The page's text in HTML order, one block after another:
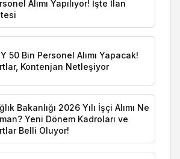
Alımı Yapılıyor! İşte İlan
50 Bin Personel Alımı Yapacak!
Kontenjan Netleşiyor
Bakanlığı 2026 Yılı İşçi Alımı Ne
Yeni Dönem Kadroları ve
Belli Oluyor!